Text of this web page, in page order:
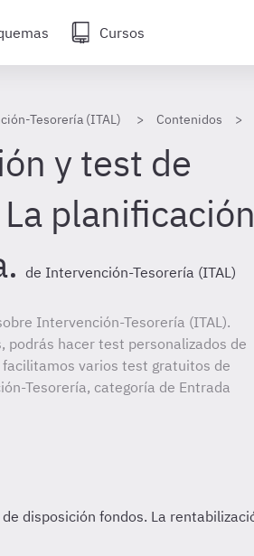
Cursos
Tesorería (ITAL) Contenidos
y test de
planificación
de Intervención-Tesorería (ITAL)
Intervención-Tesorería (ITAL).
podrás hacer test personalizados de
facilitamos varios test gratuitos de
Tesorería, categoría de Entrada